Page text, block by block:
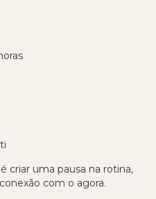
criar uma pausa na rotina,
com o agora.